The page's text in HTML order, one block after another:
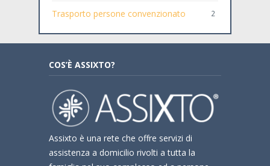
Trasporto persone convenzionato 2
COS’È ASSIXTO?
Assixto è una rete che offre servizi di
assistenza a domicilio rivolti a tutta la